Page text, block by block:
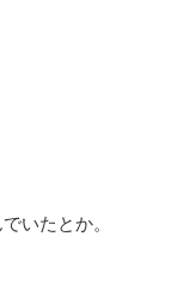
いたとか。